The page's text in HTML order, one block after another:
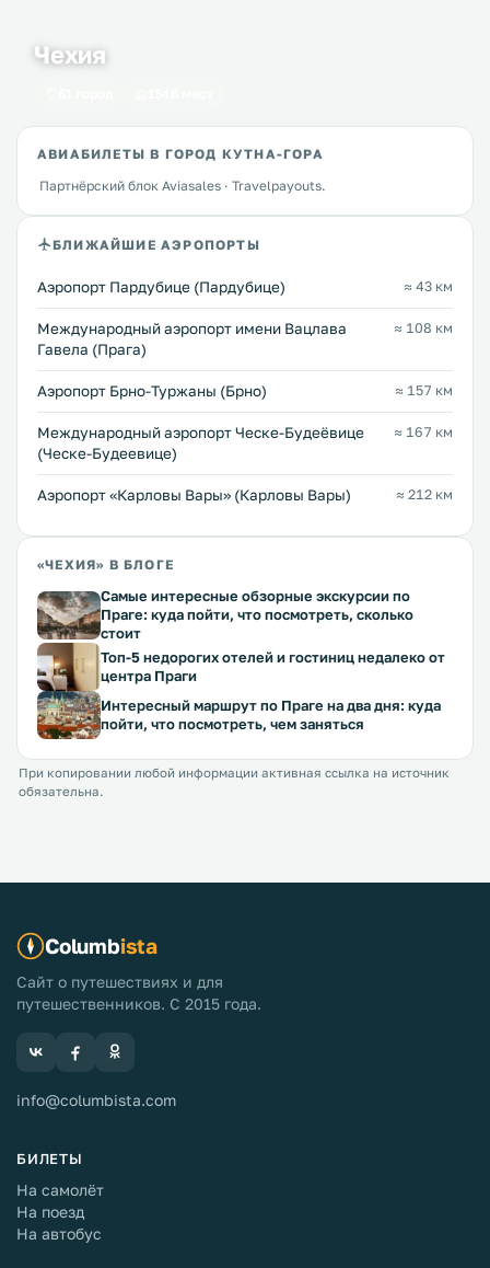
Чехия
АВИАБИЛЕТЫ В ГОРОД КУТНА-ГОРА
Партнёрский блок Aviasales · Travelpayouts.
БЛИЖАЙШИЕ АЭРОПОРТЫ
Аэропорт Пардубице (Пардубице) ≈ 43 км
Международный аэропорт имени Вацлава
Гавела (Прага)
≈ 108 км
Аэропорт Брно-Туржаны (Брно) ≈ 157 км
Международный аэропорт Ческе-Будеёвице
(Ческе-Будеевице)
≈ 167 км
Аэропорт «Карловы Вары» (Карловы Вары) ≈ 212 км
«ЧЕХИЯ» В БЛОГЕ
Самые интересные обзорные экскурсии по
Праге: куда пойти, что посмотреть, сколько
стоит
Топ-5 недорогих отелей и гостиниц недалеко от
центра Праги
Интересный маршрут по Праге на два дня: куда
пойти, что посмотреть, чем заняться
При копировании любой информации активная ссылка на источник
обязательна.
Columbista
Сайт о путешествиях и для
путешественников. С 2015 года.
info@columbista.com
БИЛЕТЫ
На самолёт
На поезд
На автобус